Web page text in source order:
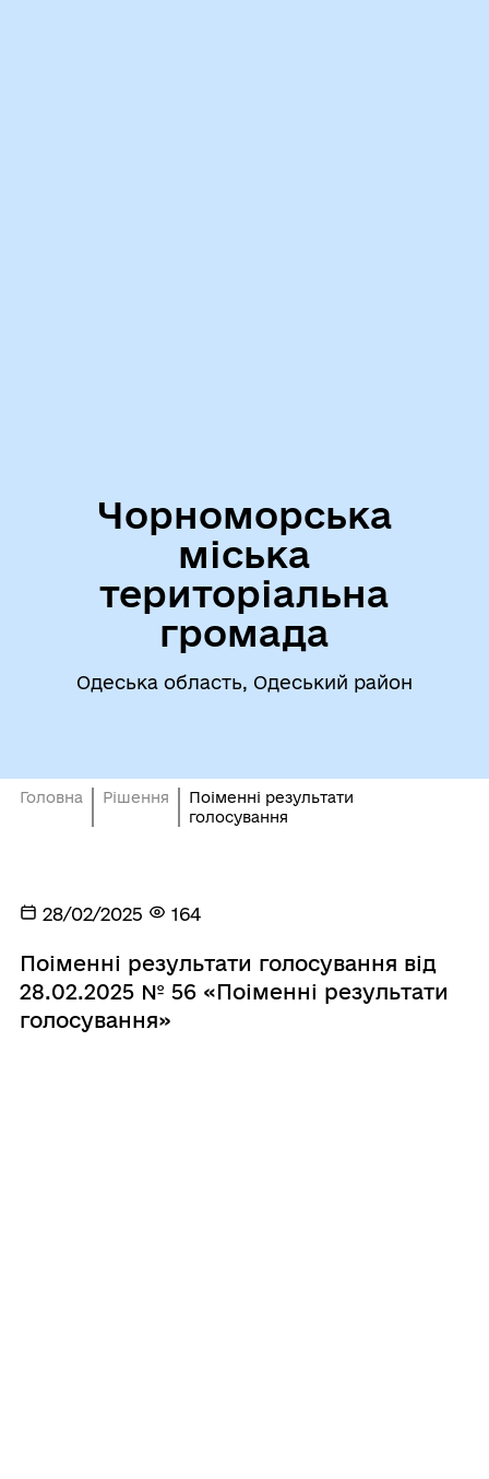
Чорноморська
міська
територіальна
громада
Одеська область, Одеський район
Головна Рішення
Поіменні результати
голосування
28/02/2025 164
Поіменні результати голосування від
28.02.2025 № 56 «Поіменні результати
голосування»